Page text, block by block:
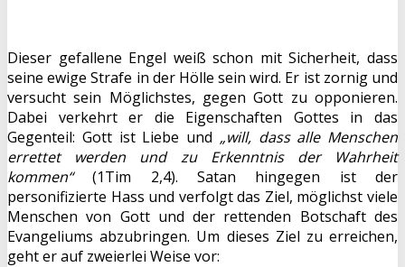
Dieser gefallene Engel weiß schon mit Sicherheit, dass
seine ewige Strafe in der Hölle sein wird. Er ist zornig und
versucht sein Möglichstes, gegen Gott zu opponieren.
Dabei verkehrt er die Eigenschaften Gottes in das
Gegenteil: Gott ist Liebe und „will, dass alle Menschen
errettet werden und zu Erkenntnis der Wahrheit
kommen“(1Tim 2,4). Satan hingegen ist der
personifizierte Hass und verfolgt das Ziel, möglichst viele
Menschen von Gott und der rettenden Botschaft des
Evangeliums abzubringen. Um dieses Ziel zu erreichen,
geht er auf zweierlei Weise vor: